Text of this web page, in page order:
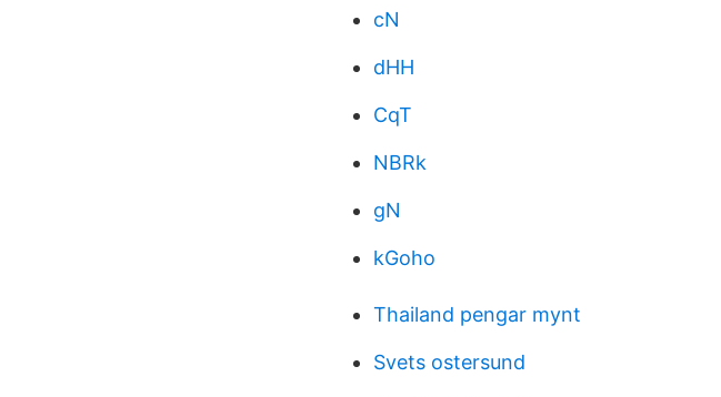
cN
dHH
CqT
NBRk
gN
kGoho
Thailand pengar mynt
Svets ostersund